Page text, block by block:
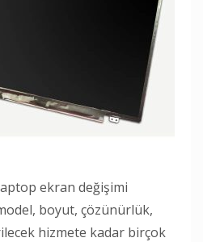
ekran değişimi
boyut, çözünürlük,
hizmete kadar birçok